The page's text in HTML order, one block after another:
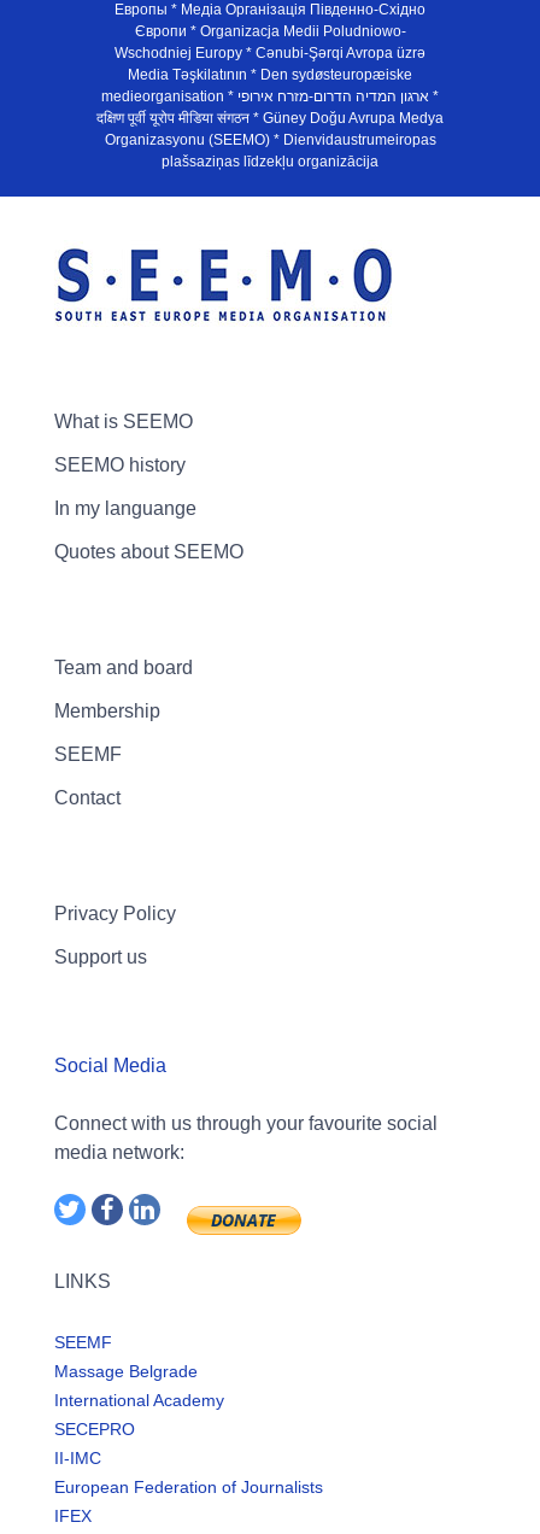
Европы * Медiа Органiзацiя Пiвденно-Схiдно
Європи * Organizacja Medii Poludniowo-
Wschodniej Europy * Cənubi-Şərqi Avropa üzrə
Media Təşkilatının * Den sydøsteuropæiske
medieorganisation * ארגון המדיה הדרום-מזרח אירופי *
दक्षिण पूर्वी यूरोप मीडिया संगठन * Güney Doğu Avrupa Medya
Organizasyonu (SEEMO) * Dienvidaustrumeiropas
plašsaziņas līdzekļu organizācija
What is SEEMO
SEEMO history
In my languange
Quotes about SEEMO
Team and board
Membership
SEEMF
Contact
Privacy Policy
Support us
Social Media
Connect with us through your favourite social
media network:
LINKS
SEEMF
Massage Belgrade
International Academy
SECEPRO
II-IMC
European Federation of Journalists
IFEX